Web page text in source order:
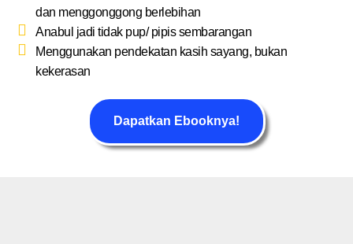
dan menggonggong berlebihan
Anabul jadi tidak pup/ pipis sembarangan
Menggunakan pendekatan kasih sayang, bukan
kekerasan
Dapatkan Ebooknya!